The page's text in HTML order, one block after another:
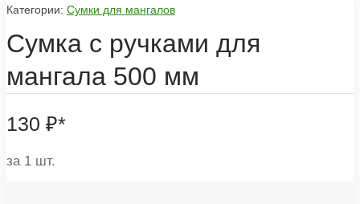
Категории: Сумки для мангалов
Сумка с ручками для
мангала 500 мм
130 ₽*
за 1 шт.